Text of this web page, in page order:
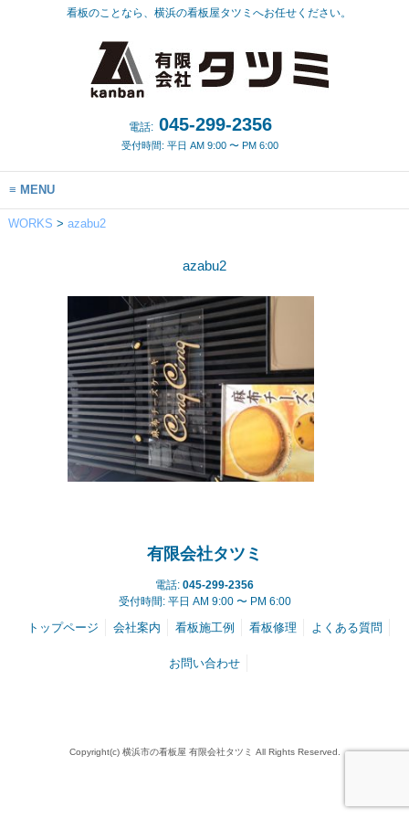
看板のことなら、横浜の看板屋タツミへお任せください。
電話:045-299-2356
受付時間: 平日 AM 9:00 〜 PM 6:00
MENU
WORKS > azabu2
azabu2
有限会社タツミ
電話: 045-299-2356
受付時間: 平日 AM 9:00 〜 PM 6:00
トップページ 会社案内 看板施工例 看板修理 よくある質問
お問い合わせ
Copyright(c) 横浜市の看板屋 有限会社タツミ All Rights Reserved.